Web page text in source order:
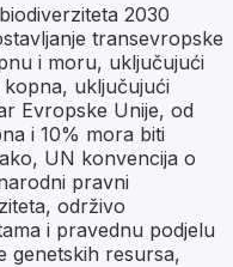
2030
transevropske
i moru, uključujući
uključujući
Evropske Unije, od
i 10% mora biti
UN konvencija o
pravni
održivo
i pravednu podjelu
genetskih resursa,